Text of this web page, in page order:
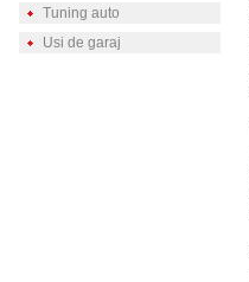
Tuning auto
Usi de garaj